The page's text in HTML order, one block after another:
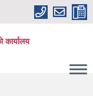
कार्यालय